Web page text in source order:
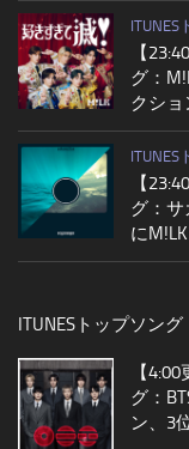
【
グ：
クシ
【
グ：
に
ITUNESトップソング
【
グ：
ン、3